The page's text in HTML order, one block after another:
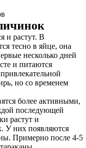
и растут. В
тесно в яйце, она
несколько дней
и питаются
но со временем
более активными,
последующей
растут и
У них появляются
Примерно после 4-5